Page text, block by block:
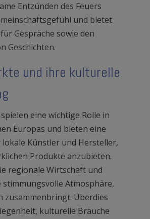
Entzünden des Feuers
und bietet
Gespräche sowie den
Geschichten.
und ihre kulturelle
eine wichtige Rolle in
Europas und bieten eine
Künstler und Hersteller,
Produkte anzubieten.
regionale Wirtschaft und
stimmungsvolle Atmosphäre,
zusammenbringt. Überdies
kulturelle Bräuche